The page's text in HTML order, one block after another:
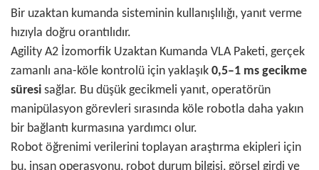
Bir uzaktan kumanda sisteminin kullanışlılığı, yanıt verme
hızıyla doğru orantılıdır.
Agility A2 İzomorfik Uzaktan Kumanda VLA Paketi, gerçek
zamanlı ana-köle kontrolü için yaklaşık 0,5–1 ms gecikme
süresi sağlar. Bu düşük gecikmeli yanıt, operatörün
manipülasyon görevleri sırasında köle robotla daha yakın
bir bağlantı kurmasına yardımcı olur.
Robot öğrenimi verilerini toplayan araştırma ekipleri için
bu, insan operasyonu, robot durum bilgisi, görsel girdi ve